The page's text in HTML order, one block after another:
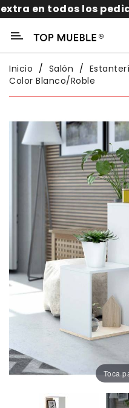
los pedidos
Categoría
Exterior
Comedor
Dormitorio
Oficina
Lámparas
Inicio Salón
Color Blanco/roble
Toca